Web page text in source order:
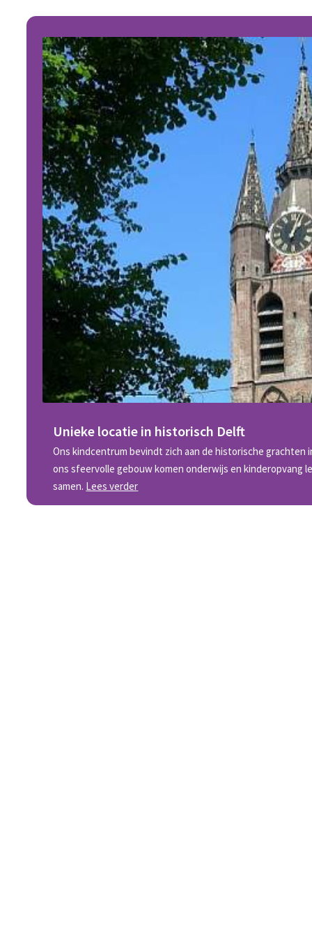
Unieke locatie in historisch Delft
Ons kindcentrum bevindt zich aan de historische grachten
ons sfeervolle gebouw komen onderwijs en kinderopvang
samen. Lees verder